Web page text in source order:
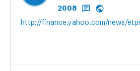
2008